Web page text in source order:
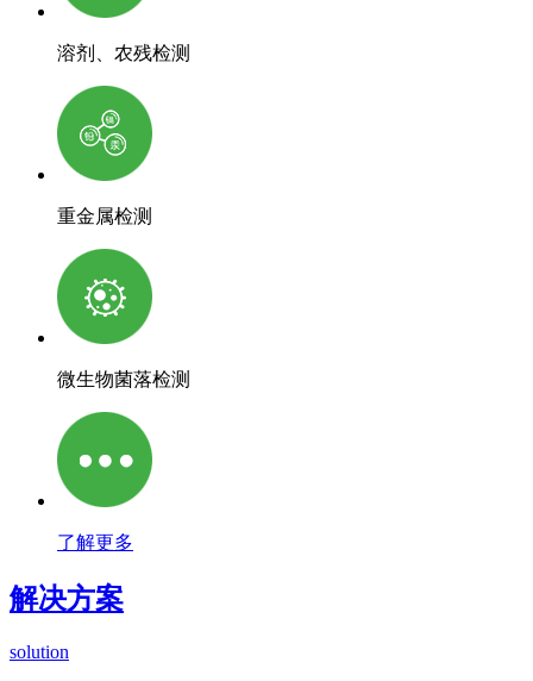
溶剂、农残检测
重金属检测
微生物菌落检测
了解更多
解决方案
solution